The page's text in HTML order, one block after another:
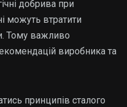
добрива при
можуть втратити
Тому важливо
виробника та
принципів сталого